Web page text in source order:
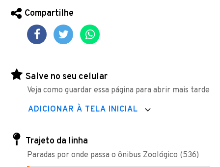
Compartilhe
Salve no seu celular
Veja como guardar essa página para abrir mais tarde
ADICIONAR À TELA INICIAL
Trajeto da linha
Paradas por onde passa o ônibus Zoológico (536)